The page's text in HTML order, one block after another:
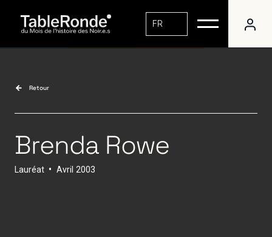
FR
Retour
Brenda Rowe
Lauréat • Avril 2003